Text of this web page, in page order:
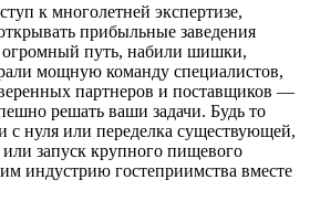
к многолетней экспертизе,
прибыльные заведения
путь, набили шишки,
мощную команду специалистов,
партнеров и поставщиков —
решать ваши задачи. Будь то
с нуля или переделка существующей,
запуск крупного пищевого
индустрию гостеприимства вместе